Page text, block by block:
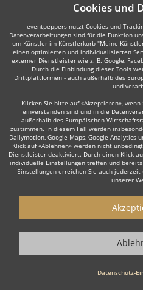
Weiter
Auch interessant:
Organist Moderator
Wie funktioniert's?
Starten Sie mit dem Button
Sie interessanten Solomusiker -
Cookies und
eventpeppers nutzt Cookies und
Datenverarbeitungen sind für die Funktion
um Künstler im Künstlerkorb "Meine
einen optimierten und individualisierten
externer Dienstleister wie z. B. Google,
Durch die Einbindung dieser Tools
Drittplattformen - auch außerhalb des
und
Klicken Sie bitte auf «Akzeptieren»,
einverstanden sind und in die
außerhalb des Europäischen
zustimmen. In diesem Fall werden
Dailymotion, Google Maps, Google Analytics
Klick auf «Ablehnen» werden nicht
Dienstleister deaktiviert. Durch einen Klick
individuelle Einstellungen treffen und
Einstellungen erreichen Sie auch
unserer
Datenschutz-